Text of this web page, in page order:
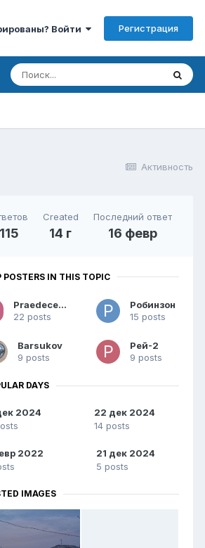
Войти Регистрация
Активность
115
Created
14 г
Последний ответ
16 февр
POSTERS IN THIS TOPIC
Praedecessor
22 posts
Робинзон
15 posts
Barsukov
9 posts
Рей-2
9 posts
DAYS
2024
22 дек 2024
14 posts
2022
21 дек 2024
5 posts
IMAGES